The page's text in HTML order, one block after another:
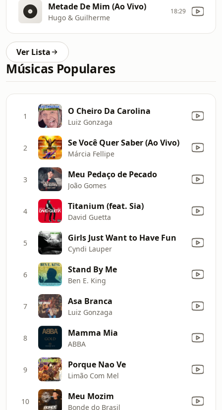
Metade De Mim (Ao Vivo)
Hugo & Guilherme
18:29
Ver Lista
Músicas Populares
1 O Cheiro Da Carolina
Luiz Gonzaga
2 Se Você Quer Saber (Ao Vivo)
Márcia Fellipe
3 Meu Pedaço de Pecado
João Gomes
4 Titanium (feat. Sia)
David Guetta
5 Girls Just Want to Have Fun
Cyndi Lauper
6 Stand By Me
Ben E. King
7 Asa Branca
Luiz Gonzaga
8 Mamma Mia
ABBA
9 Porque Nao Ve
Limão Com Mel
10 Meu Mozim
Bonde do Brasil